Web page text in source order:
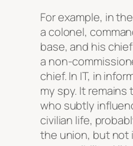
For example, in
a colonel,
base, and his
a non-
chief. In IT, in
my spy. It
who subtly
civilian life,
the union, but not